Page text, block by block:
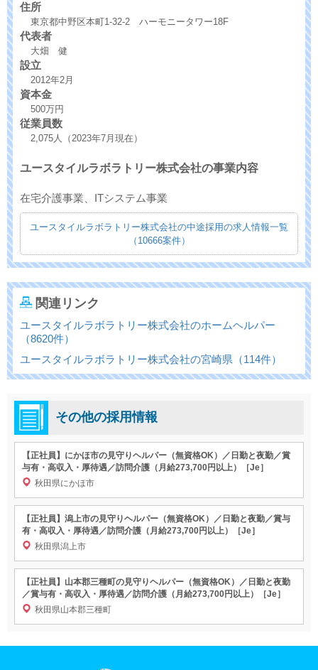
住所
東京都中野区本町1-32-2 ハーモニータワー18F
代表者
大畑 健
設立
2012年2月
資本金
500万円
従業員数
2,075人（2023年7月現在）
ユースタイルラボラトリー株式会社の事業内容
在宅介護事業、ITシステム事業
ユースタイルラボラトリー株式会社の中途採用の求人情報一覧
（10666案件）
関連リンク
ユースタイルラボラトリー株式会社のホームヘルパー
（8620件）
ユースタイルラボラトリー株式会社の宮崎県（114件）
その他の採用情報
【正社員】にかほ市の見守りヘルパー（無資格OK）／日勤と夜勤／賞
与有・高収入・厚待遇／訪問介護（月給273,700円以上）［Je］
秋田県にかほ市
【正社員】潟上市の見守りヘルパー（無資格OK）／日勤と夜勤／賞与
有・高収入・厚待遇／訪問介護（月給273,700円以上）［Je］
秋田県潟上市
【正社員】山本郡三種町の見守りヘルパー（無資格OK）／日勤と夜勤
／賞与有・高収入・厚待遇／訪問介護（月給273,700円以上）［Je］
秋田県山本郡三種町